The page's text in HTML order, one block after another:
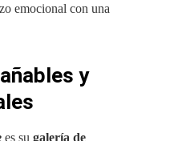
emocional con una
y
es su galería de